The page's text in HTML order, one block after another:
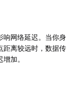
响网络延迟。当你身
距离较远时，数据传
加。